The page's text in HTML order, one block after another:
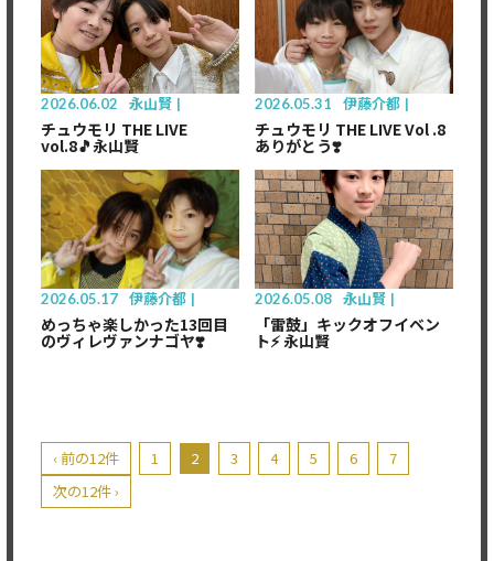
2026.06.02 永山賢
チュウモリ THE LIVE
vol.8🎵永山賢
2026.05.31 伊藤介都
チュウモリ THE LIVE Vol .8
ありがとう❣️
2026.05.17 伊藤介都
めっちゃ楽しかった13回目
のヴィレヴァンナゴヤ❣️
2026.05.08 永山賢
「雷鼓」キックオフイベン
ト⚡️ 永山賢
‹ 前の12件 1 2 3 4 5 6
7
次の12件 ›